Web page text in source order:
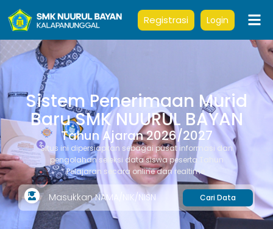
Registrasi Login
Sistem Penerimaan Murid
Baru SMK NUURUL BAYAN
Tahun Ajaran 2026/2027
Situs ini dipersiapkan sebagai pusat informasi dan
pengolahan seleksi data siswa peserta Tahun
Pelajaran secara online dan realtime.
Cari Data